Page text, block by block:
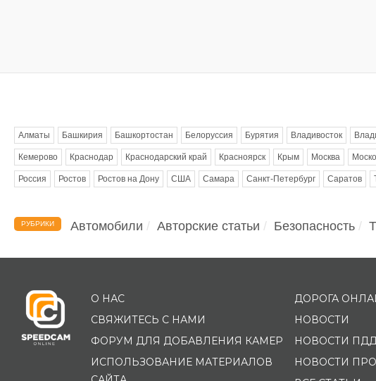
Алматы Башкирия Башкортостан Белоруссия Бурятия Владивосток
Кемерово Краснодар Краснодарский край Красноярск Крым Москва
Россия Ростов Ростов на Дону США Самара Санкт-Петербург Саратов
РУБРИКИ Автомобили Авторские статьи Безопасность
О НАС
СВЯЖИТЕСЬ С НАМИ
ФОРУМ ДЛЯ ДОБАВЛЕНИЯ КАМЕР
ИСПОЛЬЗОВАНИЕ МАТЕРИАЛОВ
ДОРОГА
НОВОСТИ
НОВОСТИ
НОВОСТИ